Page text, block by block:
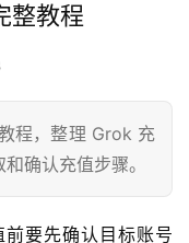
整教程
程，整理 Grok 充
确认充值步骤。
要先确认目标账号